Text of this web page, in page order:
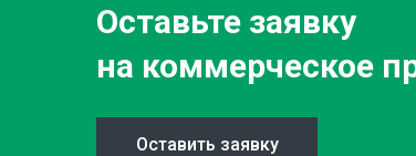
Оставьте заявку
на коммерческое
Оставить заявку